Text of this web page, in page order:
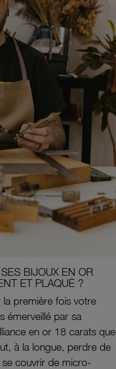
BIJOUX EN OR
ET PLAQUÉ ?
première fois votre
émerveillé par sa
en or 18 carats que
à la longue, perdre de
se couvrir de micro-